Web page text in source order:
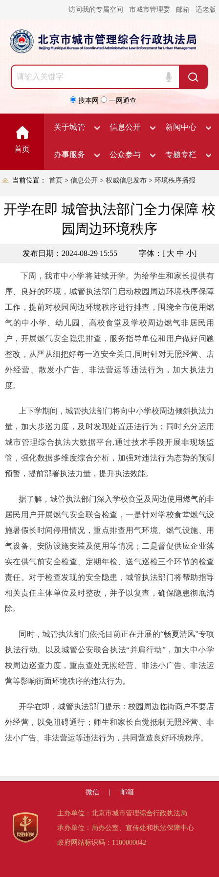
访问我的专属空间 市城市管理委 邮箱 适老版
搜本网 一网通查
首页
关于城管 信息公开 新闻中心
办事服务 公众参与 专题专栏
当前位置： 首页 > 信息公开 > 权威信息发布 > 环境秩序播报
开学在即 城管执法部门全力保障 校
园周边环境秩序
发布日期：2024-08-29 15:55 字体：[ 大 中 小]
下周，我市中小学将陆续开学。为给学生和家长提供有
序、良好的环境，城管执法部门启动校园周边环境秩序保障
工作，提前对校园周边环境秩序进行排查，围绕全市使用燃
气的中小学、幼儿园、高校食堂及学校周边燃气非居民用
户，开展燃气安全隐患排查，服务指导单位和用户做好问题
整改，从严从细把好每一道安全关口,同时针对无照经营、店
外经营、散发小广告、非法营运等违法行为，加大执法力
度。
上下学期间，城管执法部门将向中小学校周边倾斜执法力
量，加大步巡力度，及时发现处置违法行为；同时充分运用
城市管理综合执法大数据平台,通过技术手段开展非现场监
管，强化数据多维度综合分析，加强对违法行为态势的预测
预警，提前部署执法力量，提升执法效能。
据了解，城管执法部门深入学校食堂及周边使用燃气的非
居民用户开展燃气安全联合检查，一是针对学校食堂燃气设
施暑假长时间停用情况，重点排查用气环境、燃气设施、用
气设备、安防设施安装及使用等情况；二是督促供应企业落
实在供气前安全检查、定期年检、送气巡检三个环节的检查
责任。对于检查发现的安全隐患，城管执法部门将帮助指导
相关责任主体单位及时整改，并予以复查，确保隐患彻底消
除。
同时，城管执法部门依托目前正在开展的“畅夏清风”专项
执法行动、以及城管公安联合执法“并肩行动”，加大中小学
校周边巡查力度，重点查处无照经营、非法小广告、非法运
营等影响街面环境秩序的违法行为。
开学在即，城管执法部门提示：校园周边临街商户不要店
外经营，以免阻碍通行；师生和家长自觉抵制无照经营、非
法小广告、非法营运等违法行为，共同营造良好环境秩序。
微信 邮箱
主办单位：北京市城市管理综合行政执法局
承办单位：局办公室、宣传处和执法保障中心
政府网站标识码：1100000042